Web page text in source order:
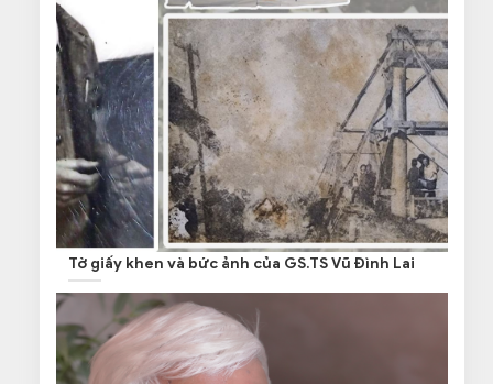
Tờ giấy khen và bức ảnh của GS.TS Vũ Đình Lai